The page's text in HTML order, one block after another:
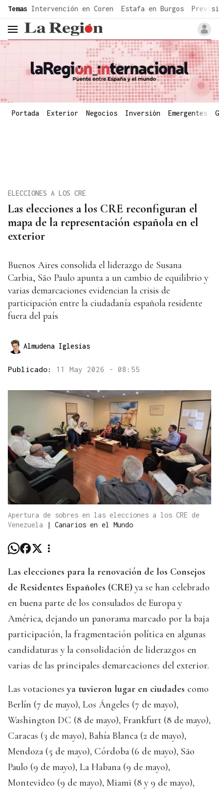
common.go-to-content
Temas Intervención en Coren Estafa en Burgos
header.menu.open
Portada Exterior Negocios Inversión Emergentes
Las elecciones a los CRE reconfiguran el
mapa de la representación española en el
exterior
ELECCIONES A LOS CRE
Buenos Aires consolida el liderazgo de Susana
Carbia, São Paulo apunta a un cambio de equilibrio y
varias demarcaciones evidencian la crisis de
participación entre la ciudadanía española residente
fuera del país
Almudena Iglesias
Publicado: 11 May 2026 - 08:55
Apertura de sobres en las elecciones a los CRE de
Venezuela
| Canarios en el Mundo
Las elecciones para la renovación de los Consejos
de Residentes Españoles (CRE) ya se han celebrado
en buena parte de los consulados de Europa y
América, dejando un panorama marcado por la baja
participación, la fragmentación política en algunas
candidaturas y la consolidación de liderazgos en
varias de las principales demarcaciones del exterior.
Las votacionesya tuvieron lugar en ciudades como
Berlín (7 de mayo), Los Ángeles (7 de mayo),
Washington DC (8 de mayo), Frankfurt (8 de mayo),
Caracas (3 de mayo), Bahía Blanca (2 de mayo),
Mendoza (5 de mayo), Córdoba (6 de mayo), São
Paulo (9 de mayo), La Habana (9 de mayo),
Montevideo (9 de mayo), Miami (8 y 9 de mayo),